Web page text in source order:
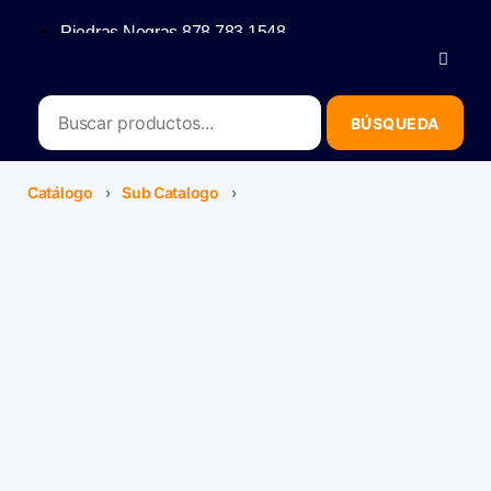
Piedras Negras 878 783 1548
Catálogo › Sub Catalogo ›